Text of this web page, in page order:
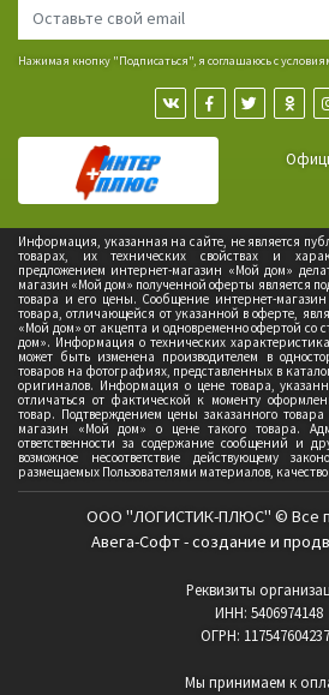
Нажимая кнопку "Подписаться", я соглашаюсь с
Информация, указанная на сайте, не является
товарах, их технических свойствах и
предложением интернет-магазин «Мой дом»
магазин «Мой дом» полученной оферты является
товара и его цены. Сообщение интернет-
товара, отличающейся от указанной в оферте,
«Мой дом» от акцепта и одновременно офертой со
дом». Информация о технических
может быть изменена производителем в
товаров на фотографиях, представленных в
оригиналов. Информация о цене товара,
отличаться от фактической к моменту
товар. Подтверждением цены заказанного
магазин «Мой дом» о цене такого товара.
ответственности за содержание сообщений и
возможное несоответствие действующему
размещаемых Пользователями материалов,
ООО "ЛОГИСТИК-ПЛЮС" © Все
Авега-Софт - создание и
Реквизиты
ИНН: 5406974148
ОГРН:
Мы принимаем к